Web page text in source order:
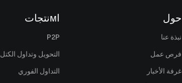
حول
نبذة عنا
فرص عمل
غرفة الأخبار
اмنتجات
P2P
التحويل وتداول الكتل
التداول الفوري